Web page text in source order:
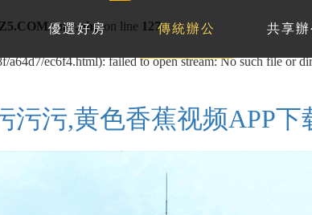
func.phpon line 127
a64d7/ec6f4.html): failed to open stream: No such file or
污污,黄色香蕉视频APP下
優選好房 傳統辦公 共享